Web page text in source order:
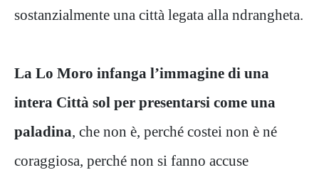
sostanzialmente una città legata alla ndrangheta.
La Lo Moro infanga l’immagine di una
intera Città sol per presentarsi come una
paladina, che non è, perché costei non è né
coraggiosa, perché non si fanno accuse